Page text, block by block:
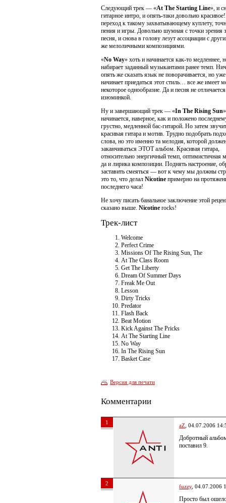
Следующий трек — «At The Starting Line», и
гитарное интро, и опять-таки довольно
переход к такому захватывающему куплету,
пения и игры. Довольно шумная с точки зрения
песня, и снова в голову лезут ассоциации с
же мелоличными композициями.
«No Way» хоть и начинается как-то медленнее,
набирает заданный музыкантами ранее темп.
опять же сказать язык не поворачивается, но
начинает приедаться этот стиль… все же имеет
некоторое однообразие. Да и песня не
изюминкой.
Ну и завершающий трек — «In The Rising Sun
начинается, наверное, как и положено
грустно, медленной бас-гитарой. Но затем
красивая гитара и мотив. Трудно подобрать
слова, но это именно та мелодия, которой
заканчиваться ЭТОТ альбом. Красивая гитара,
относительно энергичный темп, оптимистичная
да и лирика композиции. Поднять настроение,
заставить смеяться — вот к чему мы должны
это то, что делал Nicotine примерно на
последнего часа!
Не хочу писать банальное заключение этой
сказано выше. Nicotine rocks!
Трек-лист
Welcome
Perfect Crime
Missions Of The Rising Sun, The
At The Class Room
Get The Liberty
Dream Of Summer Days
Freak Me Out
Lesson
Dirty Tricks
Predator
Flash Back
Beat Motion
Kick Against The Pricks
At The Starting Line
No Way
In The Rising Sun
Basket Case
Версия для печати
Комментарии
1 aZ , 04.07.2006
Добротный
поставил 9.
2 fuzzy, 04.07.2006
Просто был